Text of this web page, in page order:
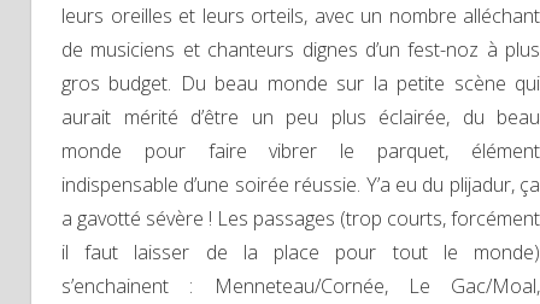
leurs oreilles et leurs orteils, avec un nombre alléchant
de musiciens et chanteurs dignes d’un fest-noz à plus
gros budget. Du beau monde sur la petite scène qui
aurait mérité d’être un peu plus éclairée, du beau
monde pour faire vibrer le parquet, élément
indispensable d’une soirée réussie. Y’a eu du plijadur, ça
a gavotté sévère ! Les passages (trop courts, forcément
il faut laisser de la place pour tout le monde)
s’enchainent : Menneteau/Cornée, Le Gac/Moal,